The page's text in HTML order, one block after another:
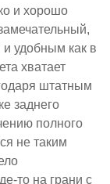
и хорошо
и удобным как в
хватает
штатным
заднего
полного
не таким
то на грани с